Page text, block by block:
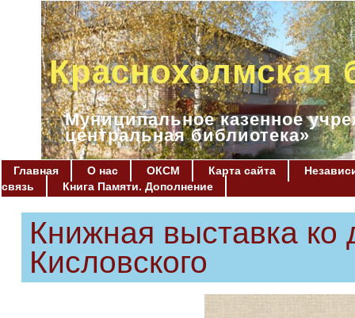
Краснохолмская
Муниципальное казенное
центральная библиотека»
Главная О нас ОКСМ Карта сайта
связь
Книга Памяти. Дополнение
Книжная выставка
Кисловского